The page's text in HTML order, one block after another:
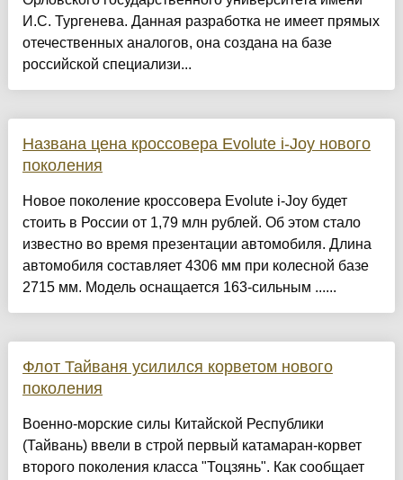
И.С. Тургенева. Данная разработка не имеет прямых
отечественных аналогов, она создана на базе
российской специализи...
Названа цена кроссовера Evolute i-Joy нового
поколения
Новое поколение кроссовера Evolute i-Joy будет
стоить в России от 1,79 млн рублей. Об этом стало
известно во время презентации автомобиля. Длина
автомобиля составляет 4306 мм при колесной базе
2715 мм. Модель оснащается 163-сильным ......
Флот Тайваня усилился корветом нового
поколения
Военно-морские силы Китайской Республики
(Тайвань) ввели в строй первый катамаран-корвет
второго поколения класса "Тоцзянь". Как сообщает